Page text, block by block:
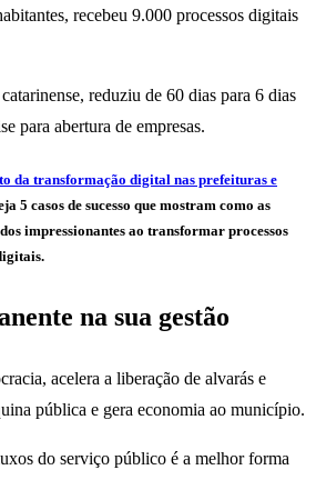
recebeu 9.000 processos digitais
reduziu de 60 dias para 6 dias
para abertura de empresas.
da transformação digital nas prefeituras e
5 casos de sucesso que mostram como as
impressionantes ao transformar processos
na sua gestão
acelera a liberação de alvarás e
pública e gera economia ao município.
do serviço público é a melhor forma